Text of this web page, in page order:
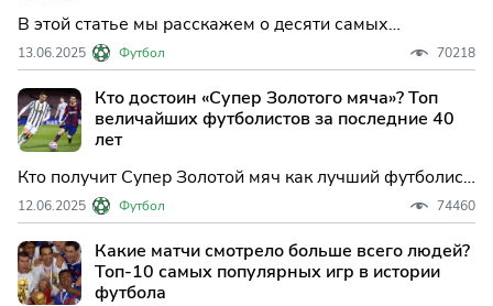
В этой статье мы расскажем о десяти самых
титулованных футболистах в истории, опираясь на
общее количество завоёванных трофеев за карьеру.
13.06.2025 Футбол 70218
Кто достоин «Супер Золотого мяча»? Топ
величайших футболистов за последние 40
лет
Кто получит Супер Золотой мяч как лучший футболист
поколения? В этой статье расскажем про 10 легенд,
претендующих на награду века — от Модрича и
Роналду до Месси.
12.06.2025 Футбол 74460
Какие матчи смотрело больше всего людей?
Топ-10 самых популярных игр в истории
футбола